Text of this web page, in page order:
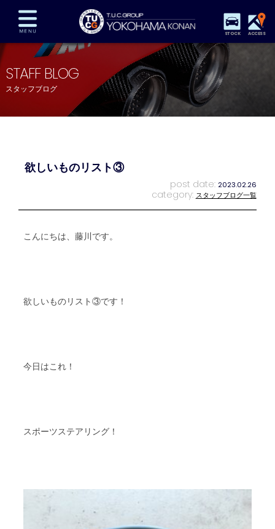
STOCK ACCESS
在庫車両情報 保証&サービス パーツリスト
TUCとは？ 店舗情報 アクセスマップ
全国納車 特別作業 注文販売
STAFF BLOG
スタッフブログ
欲しいものリスト③
post date: 2023.02.26
category: スタッフブログ一覧
こんにちは、藤川です。
欲しいものリスト③です！
今日はこれ！
スポーツステアリング！